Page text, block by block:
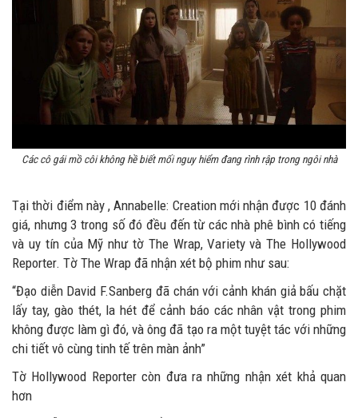
Các cô gái mồ côi không hề biết mối nguy hiểm đang rình rập trong ngôi nhà
Tại thời điểm này , Annabelle: Creation mới nhận được 10 đánh
giá, nhưng 3 trong số đó đều đến từ các nhà phê bình có tiếng
và uy tín của Mỹ như tờ The Wrap, Variety và The Hollywood
Reporter. Tờ The Wrap đã nhận xét bộ phim như sau:
“Đạo diễn David F.Sanberg đã chán với cảnh khán giả bấu chặt
lấy tay, gào thét, la hét để cảnh báo các nhân vật trong phim
không được làm gì đó, và ông đã tạo ra một tuyệt tác với những
chi tiết vô cùng tinh tế trên màn ảnh”
Tờ Hollywood Reporter còn đưa ra những nhận xét khả quan
hơn